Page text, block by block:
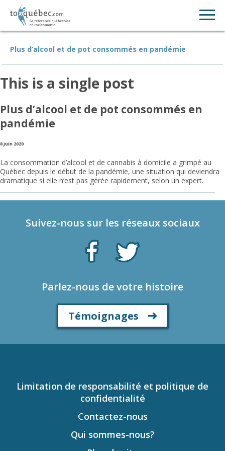
Plus d’alcool et de pot consommés en pandémie
This is a single post
Plus d’alcool et de pot consommés en
pandémie
8 juin 2020
La consommation d’alcool et de cannabis à domicile a grimpé au
Québec depuis le début de la pandémie, une situation qui deviendra
dramatique si elle n’est pas gérée rapidement, selon un expert.
Suivez-nous sur les réseaux sociaux
Parlez-nous de votre histoire
Témoignages
Limitation de responsabilité et politique de
confidentialité
Contactez-nous
Qui sommes-nous?